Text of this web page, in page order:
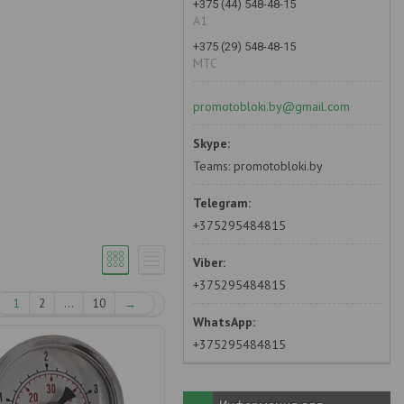
1 2 ... 10 →
+375 (44) 548-48-15
А1
+375 (29) 548-48-15
MTC
promotobloki.by@gmail.com
Teams: promotobloki.by
+375295484815
+375295484815
+375295484815